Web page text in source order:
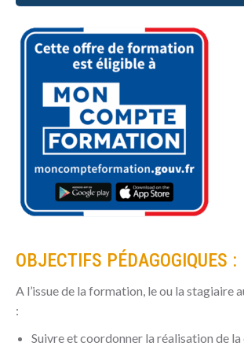
OBJECTIFS PÉDAGOGIQUES :
A l’issue de la formation, le ou la stagiaire
:
Suivre et coordonner la réalisation de la